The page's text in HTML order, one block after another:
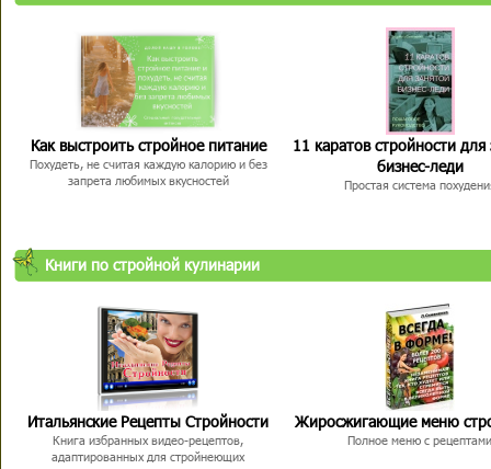
Как выстроить стройное питание
Похудеть, не считая каждую калорию и без
запрета любимых вкусностей
11 каратов стройности для
бизнес-леди
Простая система
Книги по стройной кулинарии
Итальянские Рецепты Стройности
Книга избранных видео-рецептов,
адаптированных для стройнеющих
Жиросжигающие меню
Полное меню с рецептами